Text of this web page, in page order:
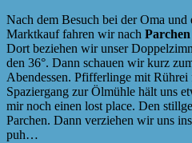
Nach dem Besuch bei der Oma und
Marktkauf fahren wir nach Parchen
Dort beziehen wir unser
den 36°. Dann schauen wir kurz
Abendessen. Pfifferlinge mit
Spaziergang zur Ölmühle hält uns
mir noch einen lost place. Den
Parchen. Dann verziehen wir uns
puh…